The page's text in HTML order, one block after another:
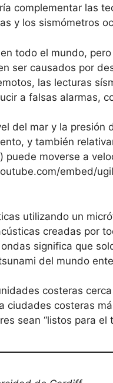
complementar las
y los sismómetros
todo el mundo,
ser causados ​​por
las lecturas
a falsas alarmas,
del mar y la presión
y también
puede moverse a
embed/
utilizando un
creadas por
significa que
del mundo
costeras
ciudades costeras
sean “listos para el